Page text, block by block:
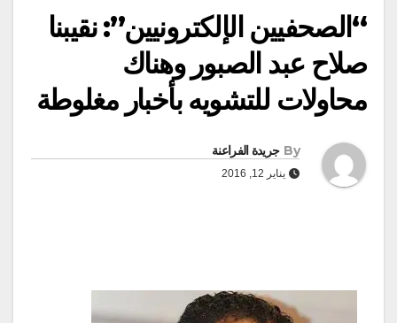
“الصحفيين الإلكترونيين”: نقيبنا
صلاح عبد الصبور وهناك
محاولات للتشويه بأخبار مغلوطة
By جريدة الفراعنة
يناير 12, 2016